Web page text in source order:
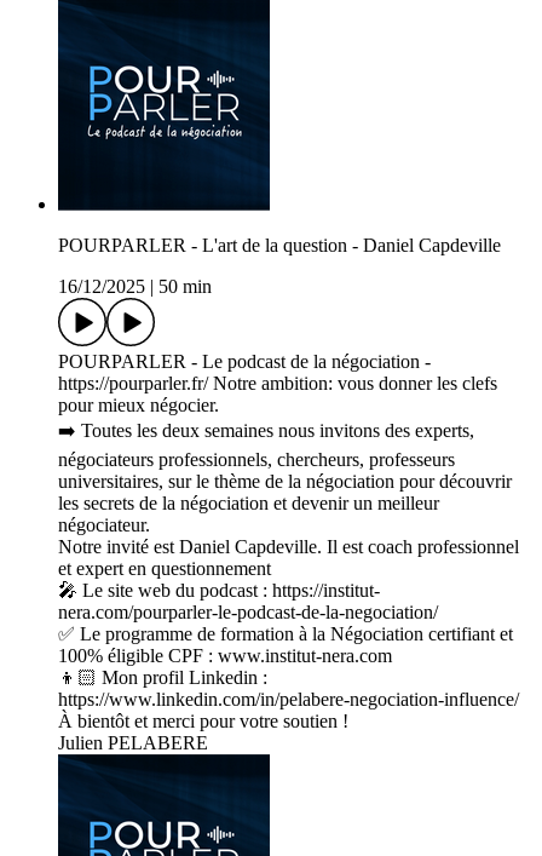
POURPARLER - L'art de la question - Daniel Capdeville
16/12/2025
50 min
POURPARLER - Le podcast de la négociation -
https://pourparler.fr/ Notre ambition: vous donner les clefs
pour mieux négocier.
➡️ Toutes les deux semaines nous invitons des experts,
négociateurs professionnels, chercheurs, professeurs
universitaires, sur le thème de la négociation pour découvrir
les secrets de la négociation et devenir un meilleur
négociateur.
Notre invité est Daniel Capdeville. Il est coach professionnel
et expert en questionnement
🎤 Le site web du podcast : https://institut-
nera.com/pourparler-le-podcast-de-la-negociation/
✅ Le programme de formation à la Négociation certifiant et
100% éligible CPF : www.institut-nera.com
👦🏻 Mon profil Linkedin :
https://www.linkedin.com/in/pelabere-negociation-influence/
À bientôt et merci pour votre soutien !
Julien PELABERE